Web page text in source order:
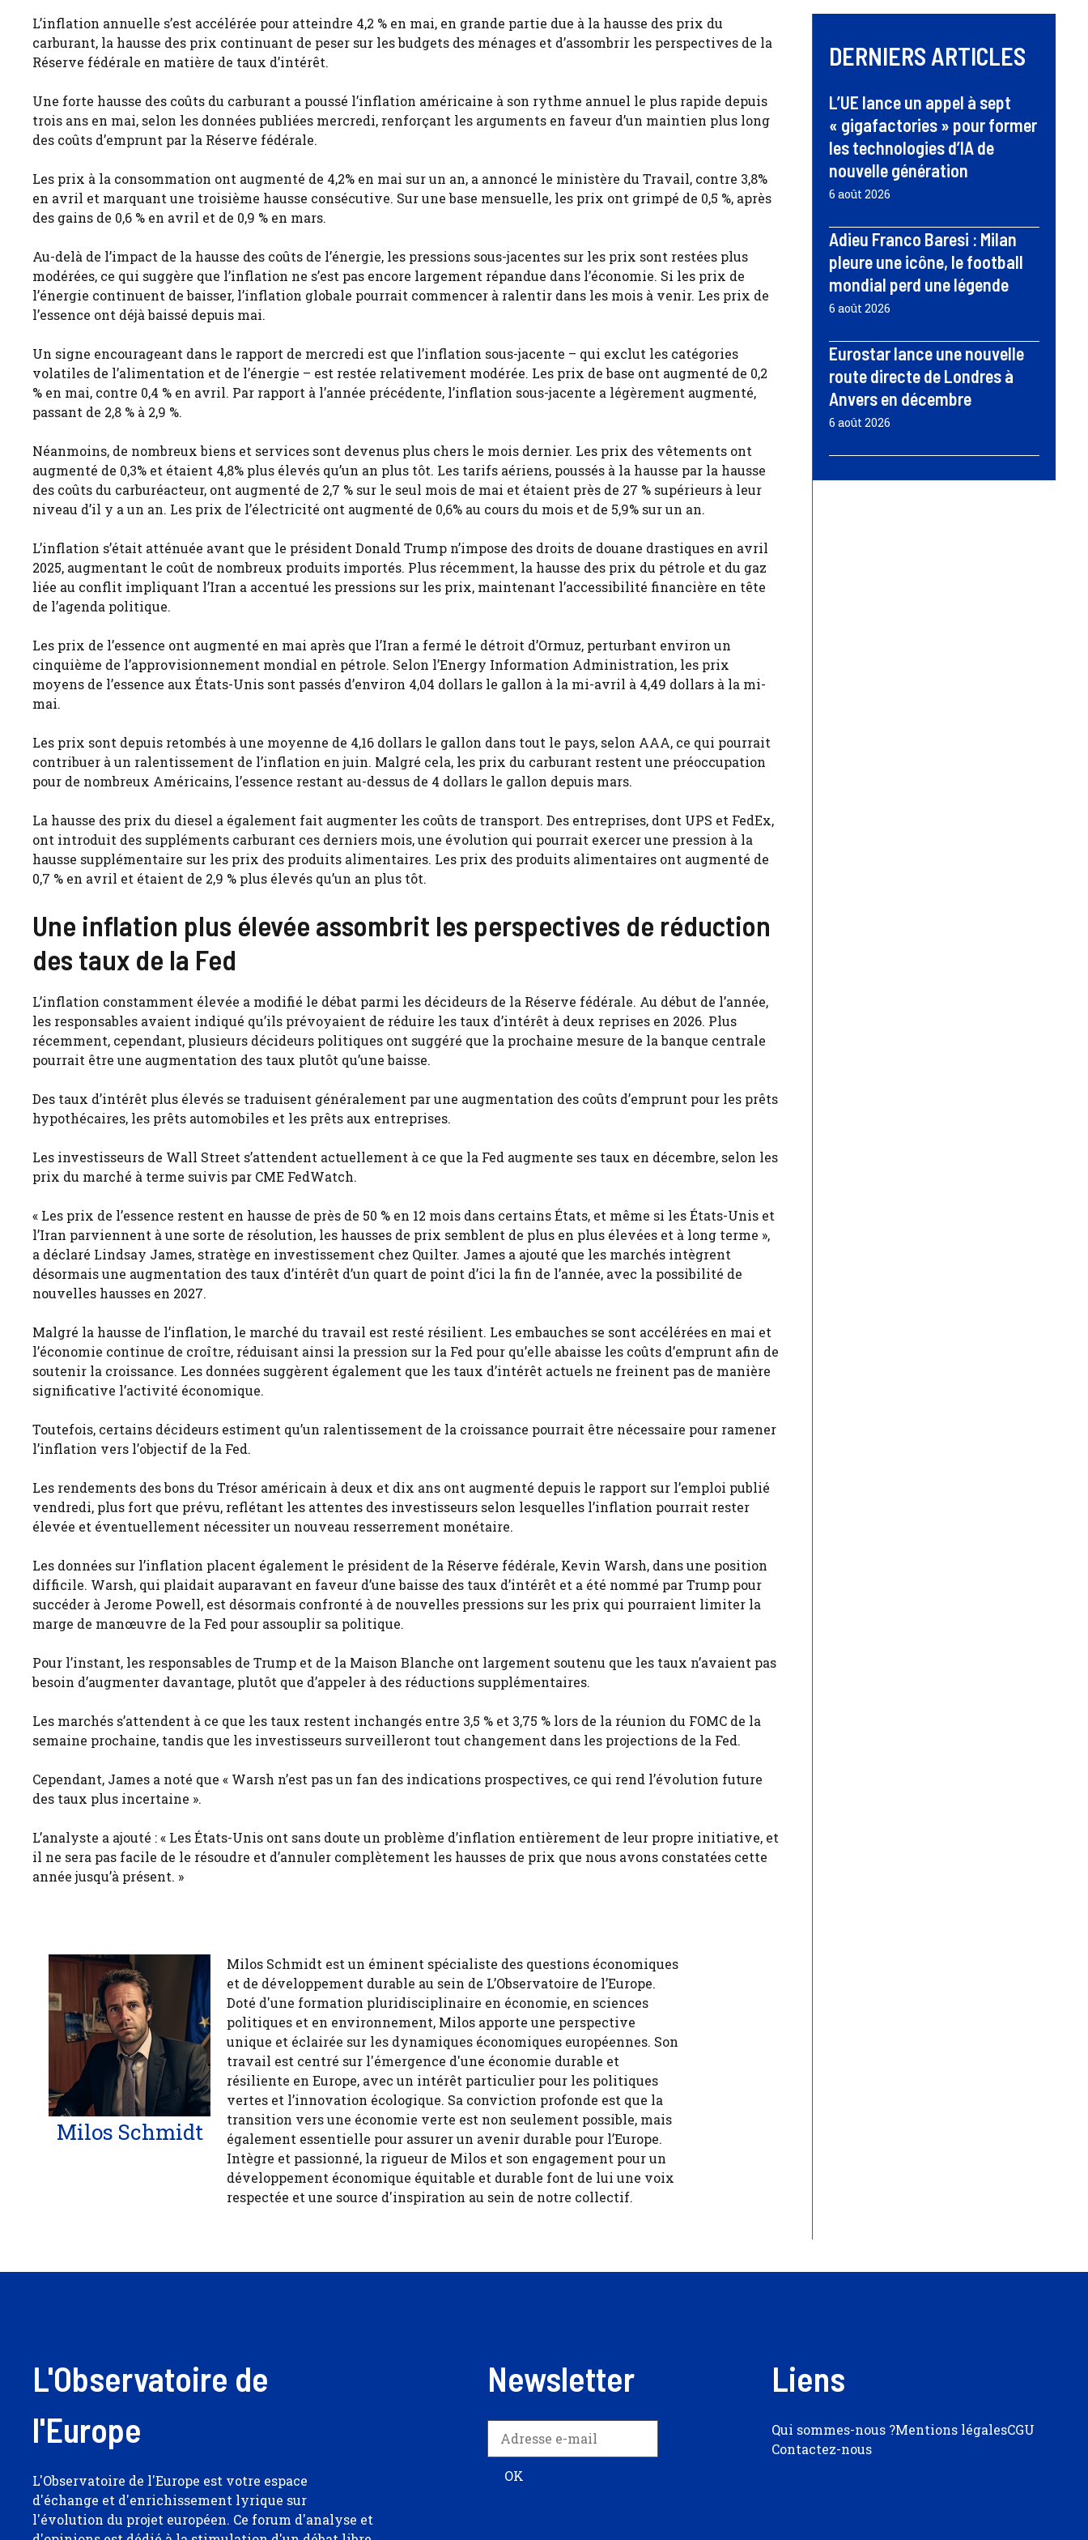
L’inflation annuelle s’est accélérée pour atteindre 4,2 % en mai, en grande partie due à la hausse des prix du
carburant, la hausse des prix continuant de peser sur les budgets des ménages et d’assombrir les perspectives de la
Réserve fédérale en matière de taux d’intérêt.
Une forte hausse des coûts du carburant a poussé l’inflation américaine à son rythme annuel le plus rapide depuis
trois ans en mai, selon les données publiées mercredi, renforçant les arguments en faveur d’un maintien plus long
des coûts d’emprunt par la Réserve fédérale.
Les prix à la consommation ont augmenté de 4,2% en mai sur un an, a annoncé le ministère du Travail, contre 3,8%
en avril et marquant une troisième hausse consécutive. Sur une base mensuelle, les prix ont grimpé de 0,5 %, après
des gains de 0,6 % en avril et de 0,9 % en mars.
Au-delà de l’impact de la hausse des coûts de l’énergie, les pressions sous-jacentes sur les prix sont restées plus
modérées, ce qui suggère que l’inflation ne s’est pas encore largement répandue dans l’économie. Si les prix de
l’énergie continuent de baisser, l’inflation globale pourrait commencer à ralentir dans les mois à venir. Les prix de
l’essence ont déjà baissé depuis mai.
Un signe encourageant dans le rapport de mercredi est que l’inflation sous-jacente – qui exclut les catégories
volatiles de l’alimentation et de l’énergie – est restée relativement modérée. Les prix de base ont augmenté de 0,2
% en mai, contre 0,4 % en avril. Par rapport à l’année précédente, l’inflation sous-jacente a légèrement augmenté,
passant de 2,8 % à 2,9 %.
Néanmoins, de nombreux biens et services sont devenus plus chers le mois dernier. Les prix des vêtements ont
augmenté de 0,3% et étaient 4,8% plus élevés qu’un an plus tôt. Les tarifs aériens, poussés à la hausse par la hausse
des coûts du carburéacteur, ont augmenté de 2,7 % sur le seul mois de mai et étaient près de 27 % supérieurs à leur
niveau d’il y a un an. Les prix de l’électricité ont augmenté de 0,6% au cours du mois et de 5,9% sur un an.
L’inflation s’était atténuée avant que le président Donald Trump n’impose des droits de douane drastiques en avril
2025, augmentant le coût de nombreux produits importés. Plus récemment, la hausse des prix du pétrole et du gaz
liée au conflit impliquant l’Iran a accentué les pressions sur les prix, maintenant l’accessibilité financière en tête
de l’agenda politique.
Les prix de l’essence ont augmenté en mai après que l’Iran a fermé le détroit d’Ormuz, perturbant environ un
cinquième de l’approvisionnement mondial en pétrole. Selon l’Energy Information Administration, les prix
moyens de l’essence aux États-Unis sont passés d’environ 4,04 dollars le gallon à la mi-avril à 4,49 dollars à la mi-
mai.
Les prix sont depuis retombés à une moyenne de 4,16 dollars le gallon dans tout le pays, selon AAA, ce qui pourrait
contribuer à un ralentissement de l’inflation en juin. Malgré cela, les prix du carburant restent une préoccupation
pour de nombreux Américains, l’essence restant au-dessus de 4 dollars le gallon depuis mars.
La hausse des prix du diesel a également fait augmenter les coûts de transport. Des entreprises, dont UPS et FedEx,
ont introduit des suppléments carburant ces derniers mois, une évolution qui pourrait exercer une pression à la
hausse supplémentaire sur les prix des produits alimentaires. Les prix des produits alimentaires ont augmenté de
0,7 % en avril et étaient de 2,9 % plus élevés qu’un an plus tôt.
Une inflation plus élevée assombrit les perspectives de réduction
des taux de la Fed
L’inflation constamment élevée a modifié le débat parmi les décideurs de la Réserve fédérale. Au début de l’année,
les responsables avaient indiqué qu’ils prévoyaient de réduire les taux d’intérêt à deux reprises en 2026. Plus
récemment, cependant, plusieurs décideurs politiques ont suggéré que la prochaine mesure de la banque centrale
pourrait être une augmentation des taux plutôt qu’une baisse.
Des taux d’intérêt plus élevés se traduisent généralement par une augmentation des coûts d’emprunt pour les prêts
hypothécaires, les prêts automobiles et les prêts aux entreprises.
Les investisseurs de Wall Street s’attendent actuellement à ce que la Fed augmente ses taux en décembre, selon les
prix du marché à terme suivis par CME FedWatch.
« Les prix de l’essence restent en hausse de près de 50 % en 12 mois dans certains États, et même si les États-Unis et
l’Iran parviennent à une sorte de résolution, les hausses de prix semblent de plus en plus élevées et à long terme »,
a déclaré Lindsay James, stratège en investissement chez Quilter. James a ajouté que les marchés intègrent
désormais une augmentation des taux d’intérêt d’un quart de point d’ici la fin de l’année, avec la possibilité de
nouvelles hausses en 2027.
Malgré la hausse de l’inflation, le marché du travail est resté résilient. Les embauches se sont accélérées en mai et
l’économie continue de croître, réduisant ainsi la pression sur la Fed pour qu’elle abaisse les coûts d’emprunt afin de
soutenir la croissance. Les données suggèrent également que les taux d’intérêt actuels ne freinent pas de manière
significative l’activité économique.
Toutefois, certains décideurs estiment qu’un ralentissement de la croissance pourrait être nécessaire pour ramener
l’inflation vers l’objectif de la Fed.
Les rendements des bons du Trésor américain à deux et dix ans ont augmenté depuis le rapport sur l’emploi publié
vendredi, plus fort que prévu, reflétant les attentes des investisseurs selon lesquelles l’inflation pourrait rester
élevée et éventuellement nécessiter un nouveau resserrement monétaire.
Les données sur l’inflation placent également le président de la Réserve fédérale, Kevin Warsh, dans une position
difficile. Warsh, qui plaidait auparavant en faveur d’une baisse des taux d’intérêt et a été nommé par Trump pour
succéder à Jerome Powell, est désormais confronté à de nouvelles pressions sur les prix qui pourraient limiter la
marge de manœuvre de la Fed pour assouplir sa politique.
Pour l’instant, les responsables de Trump et de la Maison Blanche ont largement soutenu que les taux n’avaient pas
besoin d’augmenter davantage, plutôt que d’appeler à des réductions supplémentaires.
Les marchés s’attendent à ce que les taux restent inchangés entre 3,5 % et 3,75 % lors de la réunion du FOMC de la
semaine prochaine, tandis que les investisseurs surveilleront tout changement dans les projections de la Fed.
Cependant, James a noté que « Warsh n’est pas un fan des indications prospectives, ce qui rend l’évolution future
des taux plus incertaine ».
L’analyste a ajouté : « Les États-Unis ont sans doute un problème d’inflation entièrement de leur propre initiative, et
il ne sera pas facile de le résoudre et d’annuler complètement les hausses de prix que nous avons constatées cette
année jusqu’à présent. »
Milos Schmidt
Milos Schmidt est un éminent spécialiste des questions économiques
et de développement durable au sein de L’Observatoire de l’Europe.
Doté d'une formation pluridisciplinaire en économie, en sciences
politiques et en environnement, Milos apporte une perspective
unique et éclairée sur les dynamiques économiques européennes. Son
travail est centré sur l'émergence d'une économie durable et
résiliente en Europe, avec un intérêt particulier pour les politiques
vertes et l’innovation écologique. Sa conviction profonde est que la
transition vers une économie verte est non seulement possible, mais
également essentielle pour assurer un avenir durable pour l’Europe.
Intègre et passionné, la rigueur de Milos et son engagement pour un
développement économique équitable et durable font de lui une voix
respectée et une source d'inspiration au sein de notre collectif.
DERNIERS ARTICLES
L’UE lance un appel à sept
« gigafactories » pour former
les technologies d’IA de
nouvelle génération
6 août 2026
Adieu Franco Baresi : Milan
pleure une icône, le football
mondial perd une légende
6 août 2026
Eurostar lance une nouvelle
route directe de Londres à
Anvers en décembre
6 août 2026
L'Observatoire de
l'Europe
L'Observatoire de l'Europe est votre espace
d'échange et d'enrichissement lyrique sur
l'évolution du projet européen. Ce forum d'analyse et
Newsletter Liens
Qui sommes-nous ?Mentions légalesCGU
Contactez-nous